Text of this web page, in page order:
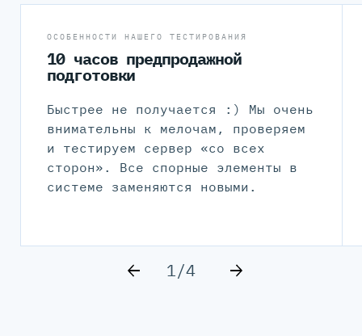
ОСОБЕННОСТИ НАШЕГО ТЕСТИРОВАНИЯ
10 часов предпродажной
подготовки
Быстрее не получается :) Мы очень
внимательны к мелочам, проверяем
и тестируем сервер «со всех
сторон». Все спорные элементы в
системе заменяются новыми.
1/4